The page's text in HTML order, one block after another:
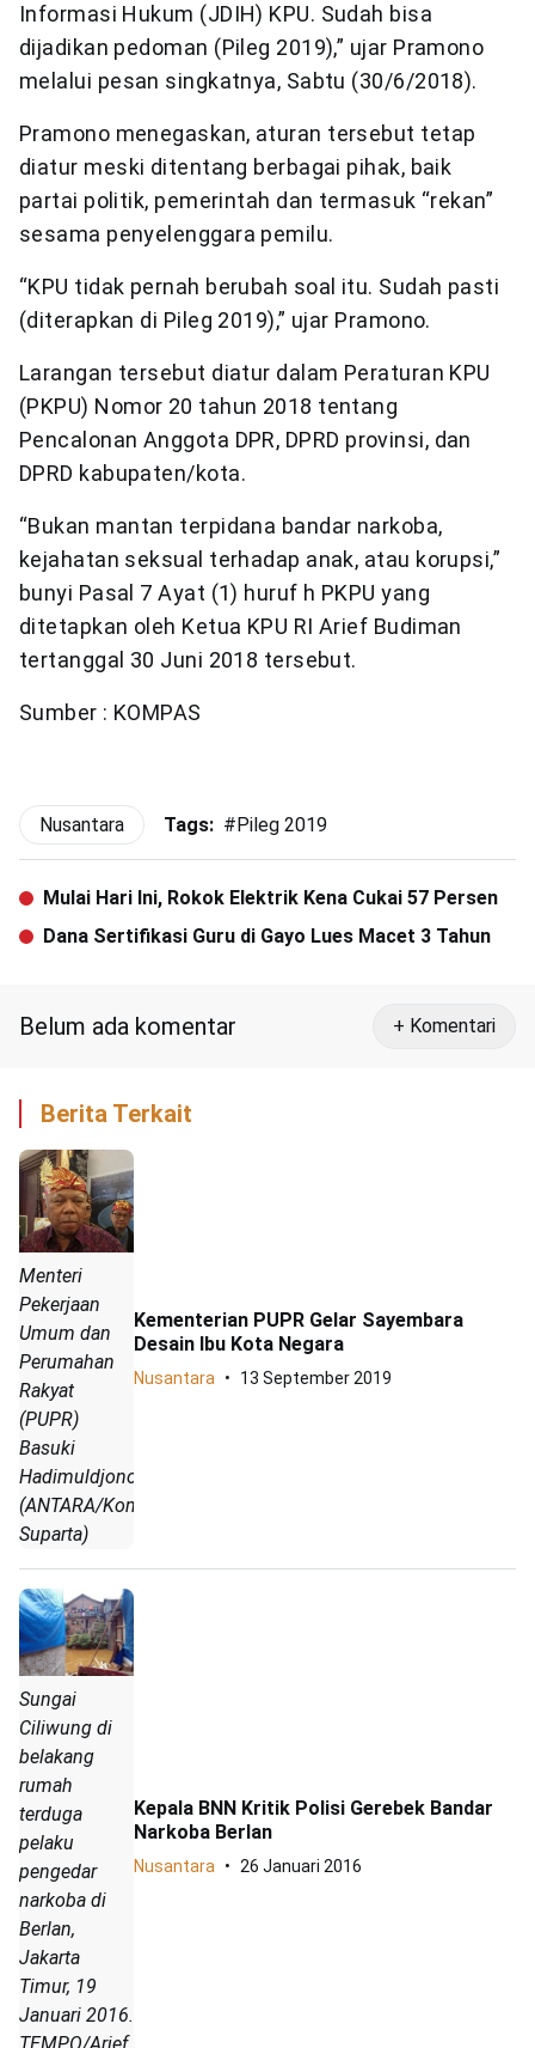
Informasi Hukum (JDIH) KPU. Sudah bisa
dijadikan pedoman (Pileg 2019),” ujar Pramono
melalui pesan singkatnya, Sabtu (30/6/2018).
Pramono menegaskan, aturan tersebut tetap
diatur meski ditentang berbagai pihak, baik
partai politik, pemerintah dan termasuk “rekan”
sesama penyelenggara pemilu.
“KPU tidak pernah berubah soal itu. Sudah pasti
(diterapkan di Pileg 2019),” ujar Pramono.
Larangan tersebut diatur dalam Peraturan KPU
(PKPU) Nomor 20 tahun 2018 tentang
Pencalonan Anggota DPR, DPRD provinsi, dan
DPRD kabupaten/kota.
“Bukan mantan terpidana bandar narkoba,
kejahatan seksual terhadap anak, atau korupsi,”
bunyi Pasal 7 Ayat (1) huruf h PKPU yang
ditetapkan oleh Ketua KPU RI Arief Budiman
tertanggal 30 Juni 2018 tersebut.
Sumber : KOMPAS
Nusantara Tags: # Pileg 2019
Mulai Hari Ini, Rokok Elektrik Kena Cukai 57 Persen
Dana Sertifikasi Guru di Gayo Lues Macet 3 Tahun
Belum ada komentar + Komentari
Berita Terkait
Menteri
Pekerjaan
Umum dan
Perumahan
Rakyat
(PUPR)
Basuki
Hadimuldjono.
(ANTARA/Komang
Suparta)
Kementerian PUPR Gelar Sayembara
Desain Ibu Kota Negara
Nusantara 13 September 2019
Sungai
Ciliwung di
belakang
rumah
terduga
pelaku
pengedar
narkoba di
Berlan,
Jakarta
Timur, 19
Januari 2016.
TEMPO/Arief
Kepala BNN Kritik Polisi Gerebek Bandar
Narkoba Berlan
Nusantara 26 Januari 2016